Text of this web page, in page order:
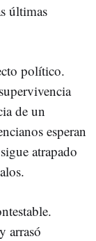
últimas
político.
de un
esperan
atrapado
arrasó